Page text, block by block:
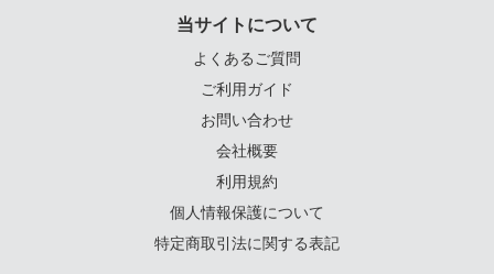
当サイトについて
よくあるご質問
ご利用ガイド
お問い合わせ
会社概要
利用規約
個人情報保護について
特定商取引法に関する表記